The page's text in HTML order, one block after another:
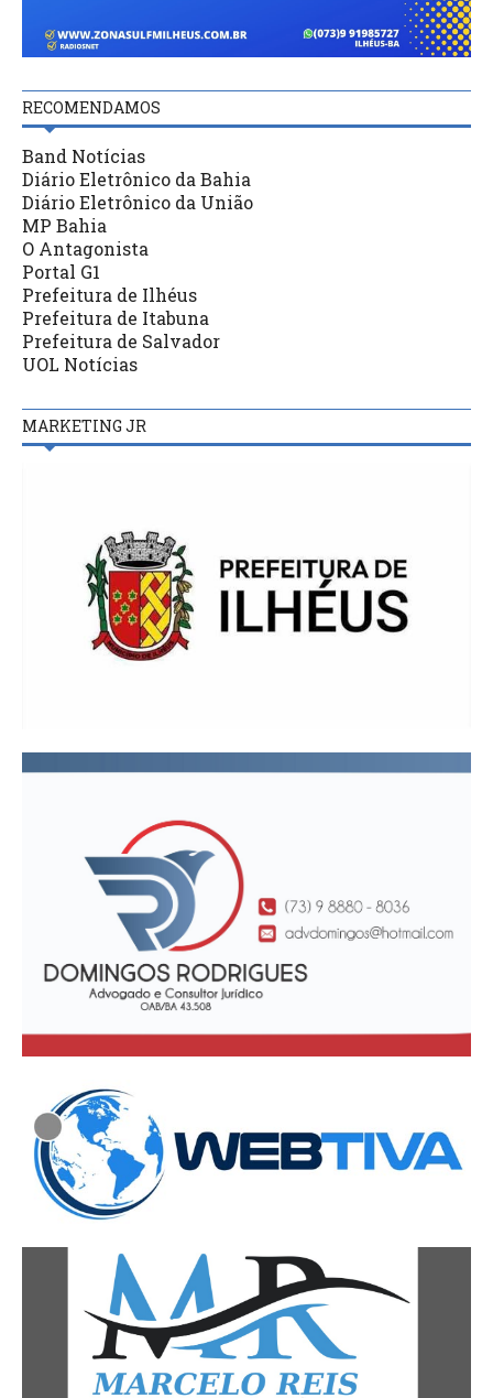
RECOMENDAMOS
Band Notícias
Diário Eletrônico da Bahia
Diário Eletrônico da União
MP Bahia
O Antagonista
Portal G1
Prefeitura de Ilhéus
Prefeitura de Itabuna
Prefeitura de Salvador
UOL Notícias
MARKETING JR